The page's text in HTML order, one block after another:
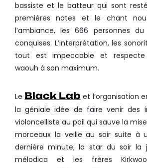
bassiste et le batteur qui sont
premières notes et le chant
l’ambiance, les 666 personnes
conquises. L’interprétation, les
tout est impeccable et respecte
waouh à son maximum.
Le Black Lab et l’organisation
la géniale idée de faire venir des
violoncelliste au poil qui sauve la
morceaux la veille au soir suite à
dernière minute, la star du soir la
mélodica et les frères